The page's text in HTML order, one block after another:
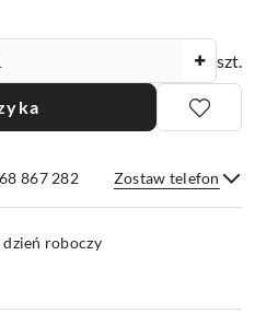
szt.
867 282 Zostaw telefon
dzień roboczy